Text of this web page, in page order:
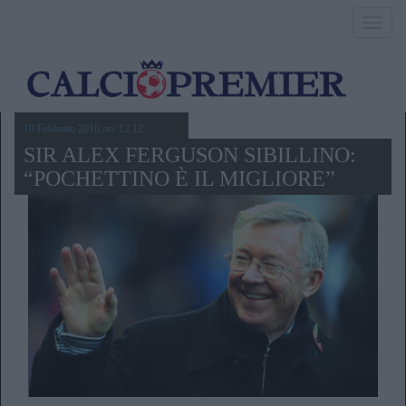
10 Febbraio 2016,ore 12.12
SIR ALEX FERGUSON SIBILLINO:
“POCHETTINO È IL MIGLIORE”